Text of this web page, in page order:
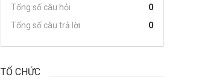
Tổng số câu hỏi
0
Tổng số câu trả lời
0
TỔ CHỨC